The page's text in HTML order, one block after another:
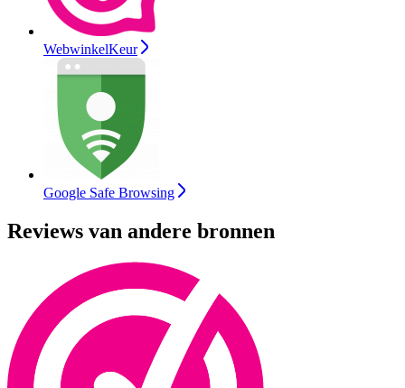
WebwinkelKeur
Google Safe Browsing
Reviews van andere bronnen